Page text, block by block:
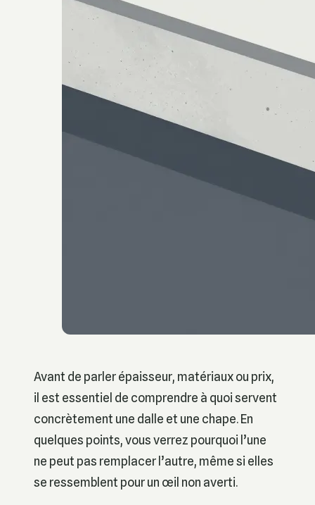
Avant de parler épaisseur, matériaux ou prix,
il est essentiel de comprendre à quoi servent
concrètement une dalle et une chape. En
quelques points, vous verrez pourquoi l’une
ne peut pas remplacer l’autre, même si elles
se ressemblent pour un œil non averti.